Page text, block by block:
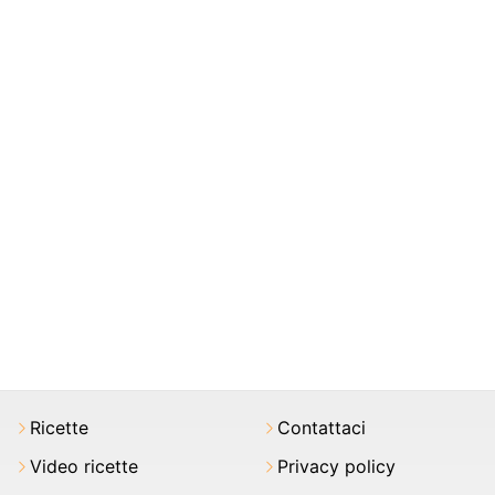
Ricette
Video ricette
Contattaci
Privacy policy